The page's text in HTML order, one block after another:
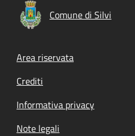
Comune di Silvi
Footer menu
Area riservata
Crediti
Informativa privacy
Note legali